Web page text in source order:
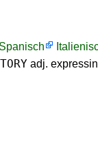
Spanisch
adj.